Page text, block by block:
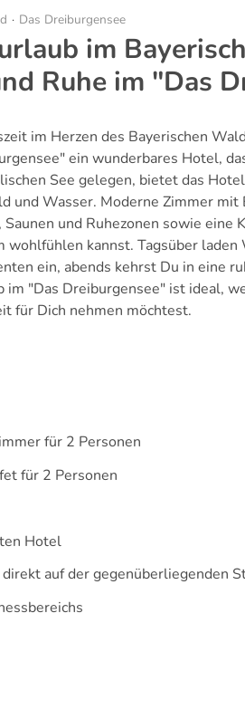
Das Dreiburgensee
im
Ruhe im "Das
im Herzen des Bayerischen
ein wunderbares Hotel,
See gelegen, bietet das
und Wasser. Moderne Zimmer mit
und Ruhezonen sowie eine
wohlfühlen kannst. Tagsüber
ein, abends kehrst Du in eine
im "Das Dreiburgensee" ist ideal,
für Dich nehmen möchtest.
für 2 Personen
für 2 Personen
Hotel
auf der gegenüberliegenden